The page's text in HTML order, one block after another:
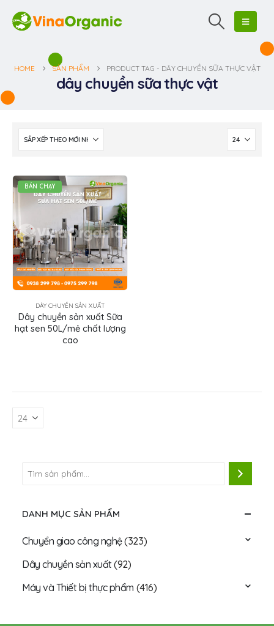
HOME SẢN PHẨM PRODUCT TAG - DÂY CHUYỀN SỮA THỰC VẬT
dây chuyền sữa thực vật
BÁN CHẠY
DÂY CHUYỀN SẢN XUẤT
Dây chuyền sản xuất Sữa
hạt sen 50L/mẻ chất lượng
cao
DANH MỤC SẢN PHẨM
Chuyển giao công nghệ(323)
Dây chuyền sản xuất(92)
Máy và Thiết bị thực phẩm (416)